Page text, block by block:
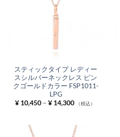
スティックタイプ レディー
スシルバーネックレス ピン
クゴールドカラー FSP1011-
LPG
¥10,450 – ¥14,300価
格
–
¥ 14,300
（税込）